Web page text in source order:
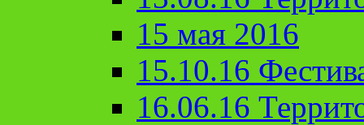
15 мая 2016
15.10.16
16.06.16